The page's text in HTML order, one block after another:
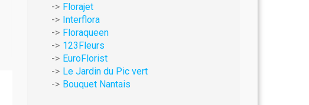
Florajet
Interflora
Floraqueen
123Fleurs
EuroFlorist
Le Jardin du Pic vert
Bouquet Nantais